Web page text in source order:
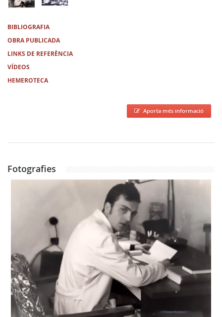
BIBLIOGRAFIA
OBRA PUBLICADA
LINKS DE REFERÈNCIA
VÍDEOS
HEMEROTECA
Aporta més informació
Fotografies